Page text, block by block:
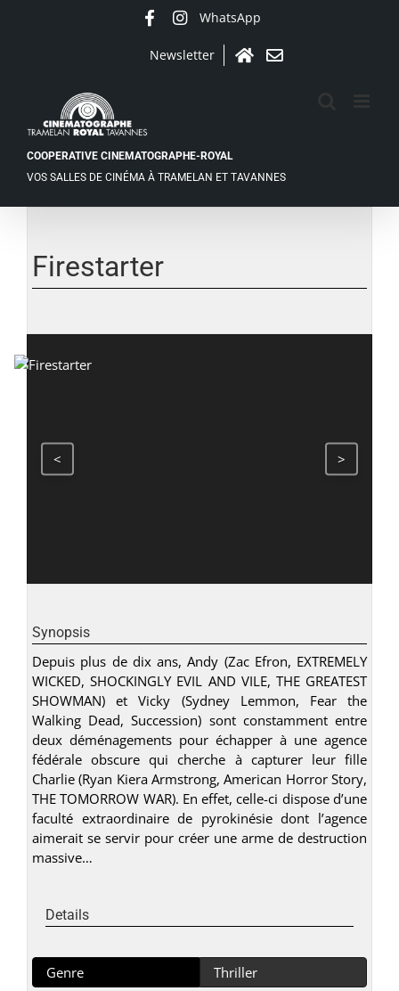
WhatsApp
Newsletter
AccueilContact
COOPERATIVE CINEMATOGRAPHE-ROYAL
VOS SALLES DE CINÉMA À TRAMELAN ET TAVANNES
Firestarter
< >
Synopsis
Depuis plus de dix ans, Andy (Zac Efron, EXTREMELY
WICKED, SHOCKINGLY EVIL AND VILE, THE GREATEST
SHOWMAN) et Vicky (Sydney Lemmon, Fear the
Walking Dead, Succession) sont constamment entre
deux déménagements pour échapper à une agence
fédérale obscure qui cherche à capturer leur fille
Charlie (Ryan Kiera Armstrong, American Horror Story,
THE TOMORROW WAR). En effet, celle-ci dispose d’une
faculté extraordinaire de pyrokinésie dont l’agence
aimerait se servir pour créer une arme de destruction
massive…
Details
Genre Thriller